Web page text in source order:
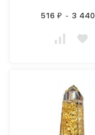
516 ₽ - 3 440